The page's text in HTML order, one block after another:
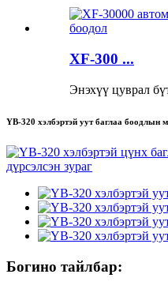
XF-300 ...
Энэхүү цуврал
YB-320 хэлбэртэй уут баглаа боодлын
Богино тайлбар: